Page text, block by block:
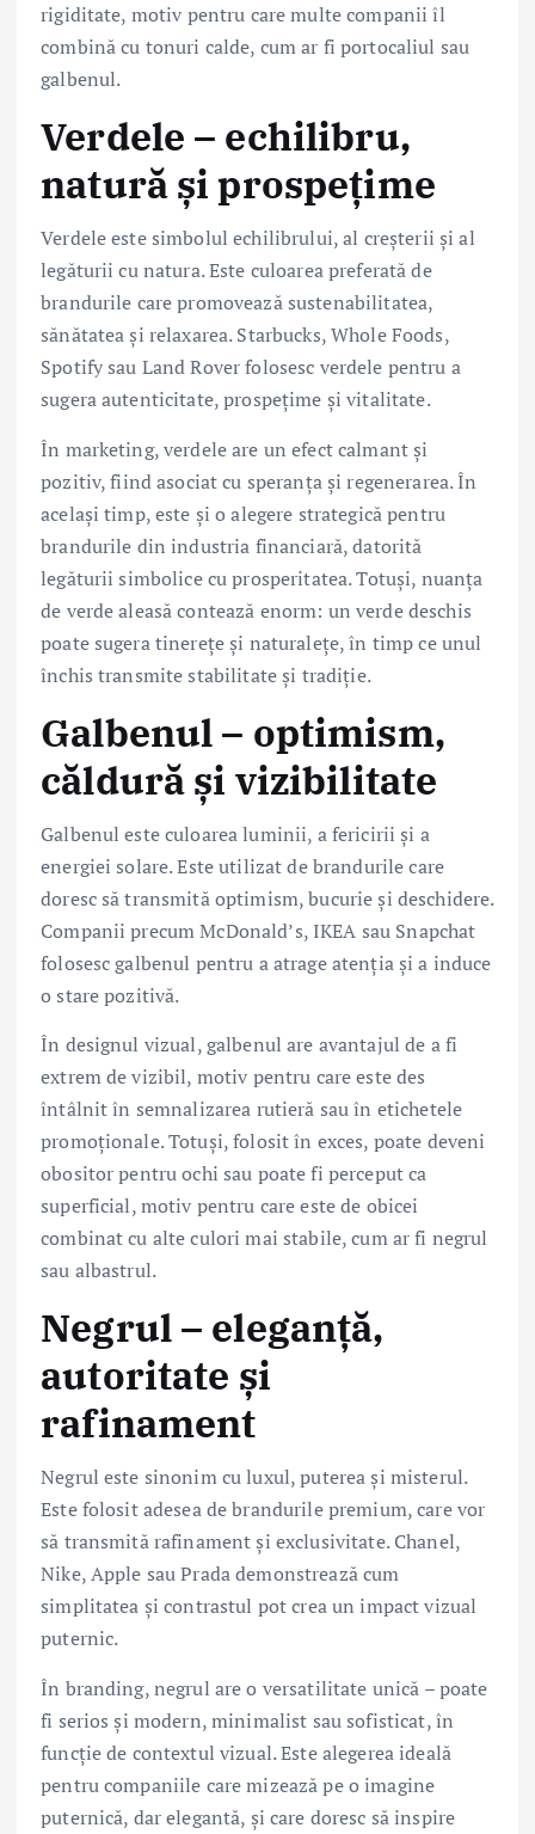
rigiditate, motiv pentru care multe companii îl
combină cu tonuri calde, cum ar fi portocaliul sau
galbenul.
Verdele – echilibru,
natură și prospețime
Verdele este simbolul echilibrului, al creșterii și al
legăturii cu natura. Este culoarea preferată de
brandurile care promovează sustenabilitatea,
sănătatea și relaxarea. Starbucks, Whole Foods,
Spotify sau Land Rover folosesc verdele pentru a
sugera autenticitate, prospețime și vitalitate.
În marketing, verdele are un efect calmant și
pozitiv, fiind asociat cu speranța și regenerarea. În
același timp, este și o alegere strategică pentru
brandurile din industria financiară, datorită
legăturii simbolice cu prosperitatea. Totuși, nuanța
de verde aleasă contează enorm: un verde deschis
poate sugera tinerețe și naturalețe, în timp ce unul
închis transmite stabilitate și tradiție.
Galbenul – optimism,
căldură și vizibilitate
Galbenul este culoarea luminii, a fericirii și a
energiei solare. Este utilizat de brandurile care
doresc să transmită optimism, bucurie și deschidere.
Companii precum McDonald’s, IKEA sau Snapchat
folosesc galbenul pentru a atrage atenția și a induce
o stare pozitivă.
În designul vizual, galbenul are avantajul de a fi
extrem de vizibil, motiv pentru care este des
întâlnit în semnalizarea rutieră sau în etichetele
promoționale. Totuși, folosit în exces, poate deveni
obositor pentru ochi sau poate fi perceput ca
superficial, motiv pentru care este de obicei
combinat cu alte culori mai stabile, cum ar fi negrul
sau albastrul.
Negrul – eleganță,
autoritate și
rafinament
Negrul este sinonim cu luxul, puterea și misterul.
Este folosit adesea de brandurile premium, care vor
să transmită rafinament și exclusivitate. Chanel,
Nike, Apple sau Prada demonstrează cum
simplitatea și contrastul pot crea un impact vizual
puternic.
În branding, negrul are o versatilitate unică – poate
fi serios și modern, minimalist sau sofisticat, în
funcție de contextul vizual. Este alegerea ideală
pentru companiile care mizează pe o imagine
puternică, dar elegantă, și care doresc să inspire